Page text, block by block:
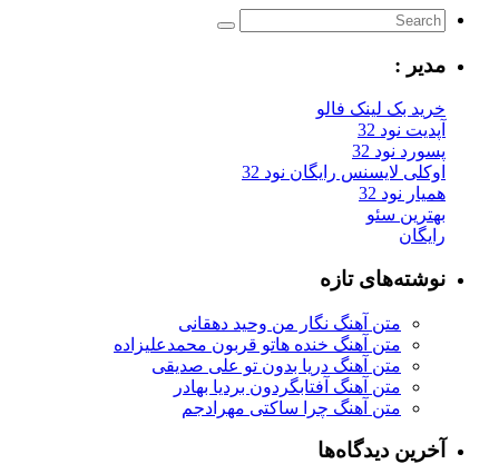
مدیر :
خرید بک لینک فالو
آپدیت نود 32
پسورد نود 32
اوکلی لایسنس رایگان نود 32
همیار نود 32
بهترین سئو
رایگان
نوشته‌های تازه
متن آهنگ نگار من وحید دهقانی
متن آهنگ خنده هاتو قربون محمدعلیزاده
متن آهنگ دریا بدون تو علی صدیقی
متن آهنگ آفتابگردون بردیا بهادر
متن آهنگ چرا ساکتی مهرادجم
آخرین دیدگاه‌ها